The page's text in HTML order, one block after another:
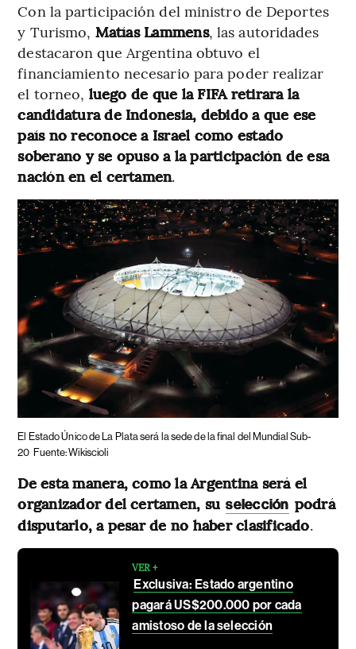
Con la participación del ministro de Deportes
y Turismo, Matías Lammens, las autoridades
destacaron que Argentina obtuvo el
financiamiento necesario para poder realizar
el torneo, luego de que la FIFA retirara la
candidatura de Indonesia, debido a que ese
país no reconoce a Israel como estado
soberano y se opuso a la participación de esa
nación en el certamen.
El Estado Único de La Plata será la sede de la final del Mundial Sub-
20 Fuente: Wikiscioli
De esta manera, como la Argentina será el
organizador del certamen, su selección podrá
disputarlo, a pesar de no haber clasificado.
VER +
Exclusiva: Estado argentino
pagará US$200.000 por cada
amistoso de la selección